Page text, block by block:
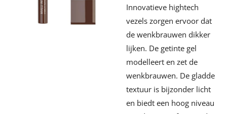
Innovatieve hightech
vezels zorgen ervoor dat
de wenkbrauwen dikker
lijken. De getinte gel
modelleert en zet de
wenkbrauwen. De gladde
textuur is bijzonder licht
en biedt een hoog niveau